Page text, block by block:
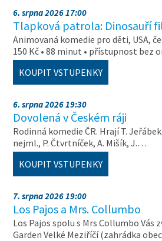
6. srpna 2026 17:00
Tlapková patrola: Dinosauří
Animovaná komedie pro děti, USA,
150 Kč • 88 minut • přístupnost bez
KOUPIT VSTUPENKY
6. srpna 2026 19:30
Dovolená v Českém ráji
Rodinná komedie ČR. Hrají T.
nejml., P. Čtvrtníček, A. Mišík, J.…
KOUPIT VSTUPENKY
7. srpna 2026 19:00
Los Pajos a Mrs. Collumbo
Los Pajos spolu s Mrs Collumbo Vás
Garden Velké Meziříčí (zahrádka